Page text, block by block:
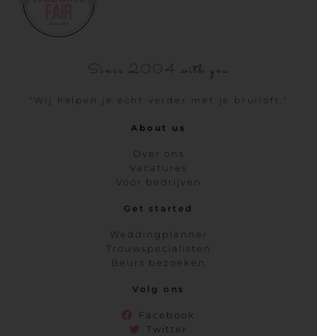
Since 2004 with you
"Wij helpen je echt verder met je bruiloft."
About us
Over ons
Vacatures
Voor bedrijven
Get started
Weddingplanner
Trouwspecialisten
Beurs bezoeken
Volg ons
Facebook
Twitter